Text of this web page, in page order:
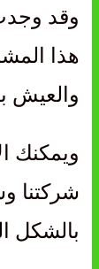
وقد
هذا
والعيش
ويمكنك
شركتنا
بالشكل